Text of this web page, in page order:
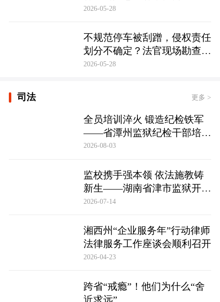
解……
2026-05-28
不规范停车被刮蹭，侵权责任
划分不确定？法官现场勘查定
争纷
2026-05-28
司法 更多 >
全员培训淬火 锻造纪检铁军
——省潭州监狱纪检干部培训
实现全覆盖
2026-08-03
监校携手强本领 依法施教铸
新生——湖南省津市监狱开展
基层警察教育改造专项技能培
2026-07-14
湘西州“企业服务年”行动律师
法律服务工作座谈会顺利召开
2026-04-23
跨省“戒瘾”！他们为什么“舍
近求远”